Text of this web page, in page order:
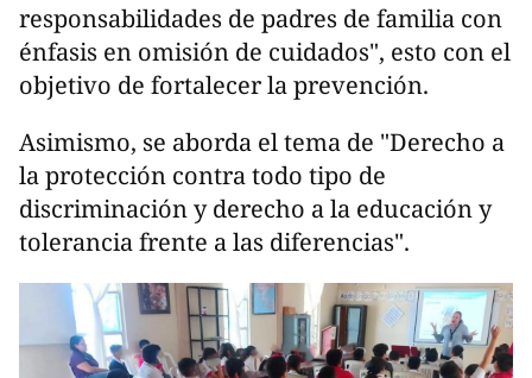
responsabilidades de padres de familia con
énfasis en omisión de cuidados", esto con el
objetivo de fortalecer la prevención.
Asimismo, se aborda el tema de "Derecho a
la protección contra todo tipo de
discriminación y derecho a la educación y
tolerancia frente a las diferencias".